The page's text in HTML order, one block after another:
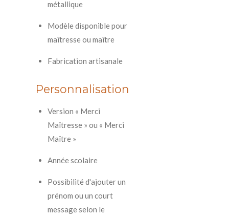
métallique
Modèle disponible pour
maîtresse ou maître
Fabrication artisanale
Personnalisation
Version « Merci
Maîtresse » ou « Merci
Maître »
Année scolaire
Possibilité d'ajouter un
prénom ou un court
message selon le